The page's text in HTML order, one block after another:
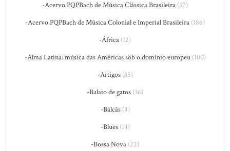
-Acervo PQPBach de Música Clássica Brasileira (37)
-Acervo PQPBach de Música Colonial e Imperial Brasileira (186)
-África (12)
-Alma Latina: música das Américas sob o domínio europeu(100)
-Artigos(35)
-Balaio de gatos (36)
-Bálcãs(4)
-Blues(14)
-Bossa Nova (22)